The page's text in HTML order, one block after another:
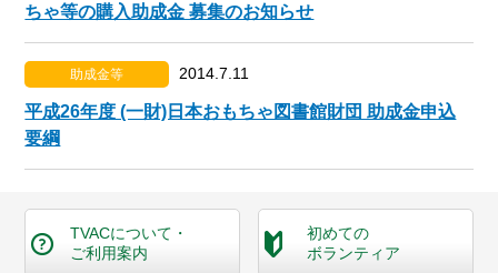
ちゃ等の購入助成金 募集のお知らせ
助成金等 2014.7.11
平成26年度 (一財)日本おもちゃ図書館財団 助成金申込
要綱
TVACについて・
ご利用案内
初めての
ボランティア